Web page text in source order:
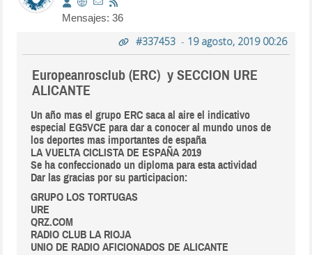
Mensajes: 36
#337453- 19 agosto, 2019 00:26
Europeanrosclub (ERC) y SECCION URE
ALICANTE
Un año mas el grupo ERC saca al aire el indicativo
especial EG5VCE para dar a conocer al mundo unos de
los deportes mas importantes de españa
LA VUELTA CICLISTA DE ESPAÑA 2019
Se ha confeccionado un diploma para esta actividad
Dar las gracias por su participacion:
GRUPO LOS TORTUGAS
URE
QRZ.COM
RADIO CLUB LA RIOJA
UNIO DE RADIO AFICIONADOS DE ALICANTE